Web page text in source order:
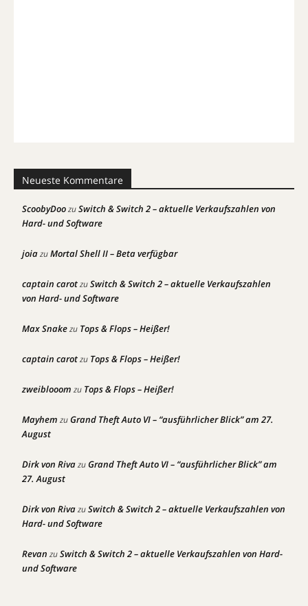
Neueste Kommentare
ScoobyDoozuSwitch & Switch 2 – aktuelle Verkaufszahlen von
Hard- und Software
joiazuMortal Shell II – Beta verfügbar
captain carotzuSwitch & Switch 2 – aktuelle Verkaufszahlen
von Hard- und Software
Max Snakezu Tops & Flops – Heißer!
captain carotzu Tops & Flops – Heißer!
zweiblooom zu Tops & Flops – Heißer!
Mayhem zuGrand Theft Auto VI – “ausführlicher Blick” am 27.
August
Dirk von RivazuGrand Theft Auto VI – “ausführlicher Blick” am
27. August
Dirk von RivazuSwitch & Switch 2 – aktuelle Verkaufszahlen von
Hard- und Software
Revan zuSwitch & Switch 2 – aktuelle Verkaufszahlen von Hard-
und Software